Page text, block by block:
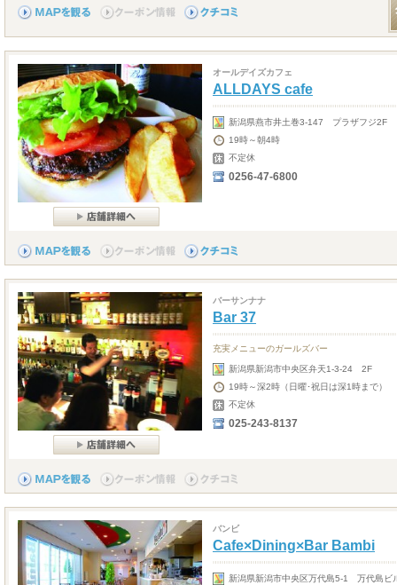
オールデイズカフェ
ALLDAYS cafe
新潟県燕市井土巻3-147 プラザフジ2F
19時～朝4時
不定休
0256-47-6800
バーサンナナ
Bar 37
充実メニューのガールズバー
新潟県新潟市中央区弁天1-3-24 2F
19時～深2時（日曜･祝日は深1時まで）
不定休
025-243-8137
バンビ
Cafe×Dining×Bar Bambi
新潟県新潟市中央区万代島5-1 万代島ビ